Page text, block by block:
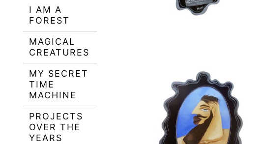
I AM A
FOREST
MAGICAL
CREATURES
MY SECRET
TIME
MACHINE
PROJECTS
OVER THE
YEARS